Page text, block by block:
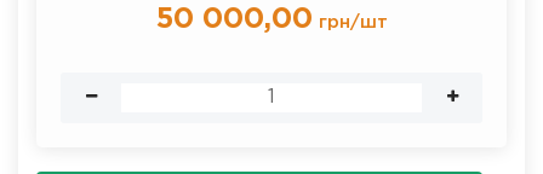
50 000,00 грн/шт